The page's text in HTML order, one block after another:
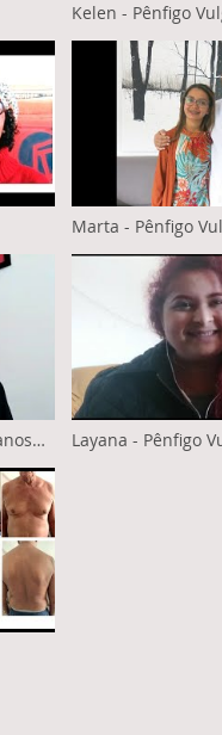
Kelen - Pênfigo
Marta - Pênfigo
Layana - Pênfigo